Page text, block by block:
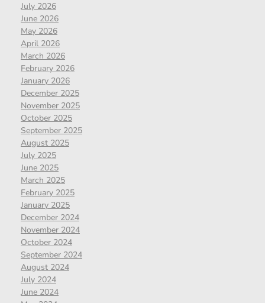
July 2026
June 2026
May 2026
April 2026
March 2026
February 2026
January 2026
December 2025
November 2025
October 2025
September 2025
August 2025
July 2025
June 2025
March 2025
February 2025
January 2025
December 2024
November 2024
October 2024
September 2024
August 2024
July 2024
June 2024